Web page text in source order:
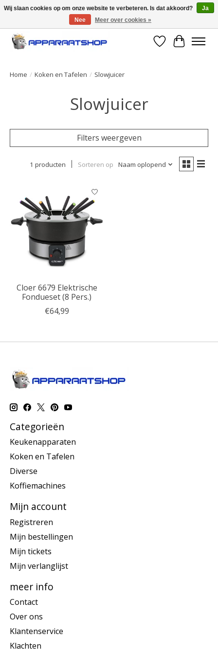
Large selection of products and fast shipping!
Verlanglijst
Home / Koken en Tafelen / Slowjuicer
Slowjuicer
Filters weergeven
1 producten Sorteren op Naam oplopend
Cloer 6679 Elektrische
Fondueset (8 Pers.)
€64,99
Categorieën
Keukenapparaten
Koken en Tafelen
Diverse
Koffiemachines
Mijn account
Registreren
Mijn bestellingen
Mijn tickets
Mijn verlanglijst
meer info
Contact
Over ons
Klantenservice
Klachten
Wij slaan cookies op om onze website te verbeteren. Is dat akkoord?
Ja
Nee
Meer over cookies »